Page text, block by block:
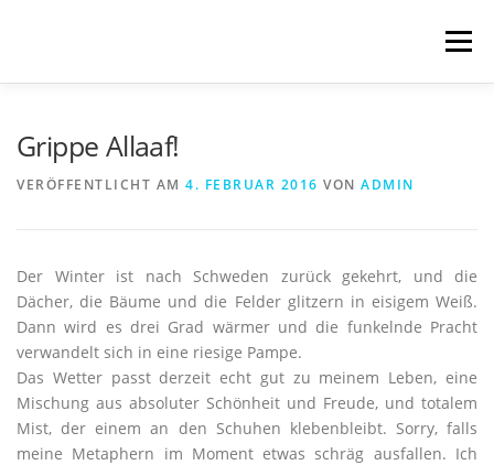
Menü
IMPRESSUM & DATENSCHUTZ
Grippe Allaaf!
VERÖFFENTLICHT AM 4. FEBRUAR 2016 VON ADMIN
Der Winter ist nach Schweden zurück gekehrt, und die
Dächer, die Bäume und die Felder glitzern in eisigem Weiß.
Dann wird es drei Grad wärmer und die funkelnde Pracht
verwandelt sich in eine riesige Pampe.
Das Wetter passt derzeit echt gut zu meinem Leben, eine
Mischung aus absoluter Schönheit und Freude, und totalem
Mist, der einem an den Schuhen klebenbleibt. Sorry, falls
meine Metaphern im Moment etwas schräg ausfallen. Ich